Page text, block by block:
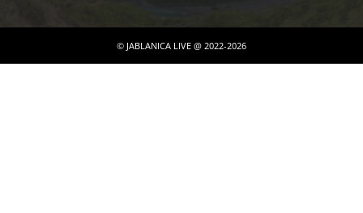
© JABLANICA LIVE @ 2022-2026